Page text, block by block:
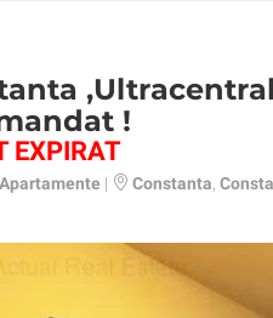
!
EXPIRAT
Apartamente | Constanta